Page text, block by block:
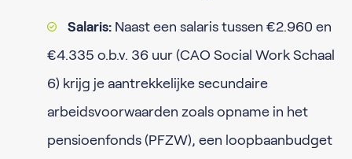
Salaris: Naast een salaris tussen €2.960 en
€4.335 o.b.v. 36 uur (CAO Social Work Schaal
6) krijg je aantrekkelijke secundaire
arbeidsvoorwaarden zoals opname in het
pensioenfonds (PFZW), een loopbaanbudget